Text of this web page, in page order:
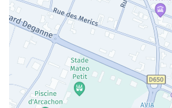
du
centre
AUTOSUR
ARCACHON